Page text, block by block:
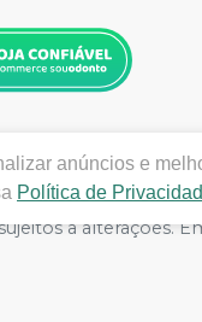
|
901|
responsável:
a alterações.
anúncios e
Política de